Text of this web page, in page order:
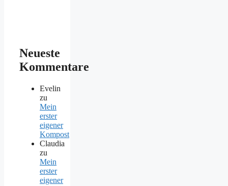
Neueste
Kommentare
Evelin
zu
Mein
erster
eigener
Kompost
Claudia
zu
Mein
erster
eigener